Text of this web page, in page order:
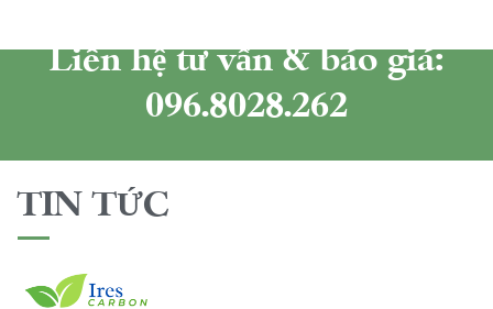
Liên hệ tư vấn & báo giá:
096.8028.262
TIN TỨC